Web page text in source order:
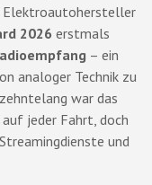
Elektroautohersteller
2026 erstmals
– ein
analoger Technik zu
war das
jeder Fahrt, doch
und